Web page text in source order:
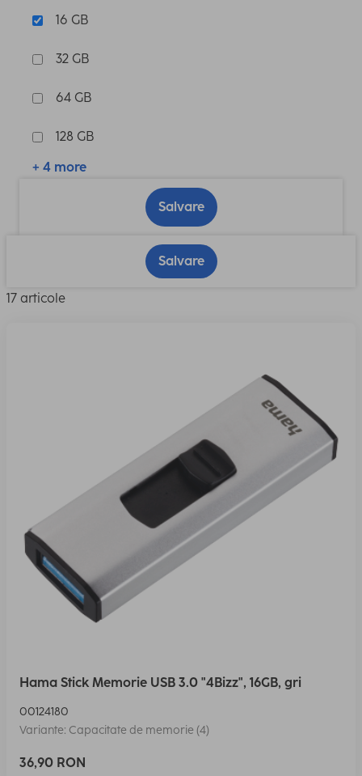
16 GB
32 GB
64 GB
128 GB
+ 4 more
Salvare
Salvare
17 articole
Hama Stick Memorie USB 3.0 "4Bizz", 16GB, gri
00124180
Variante: Capacitate de memorie (4)
36,90 RON